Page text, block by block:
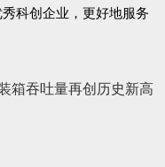
科创企业，更好地服务
箱吞吐量再创历史新高